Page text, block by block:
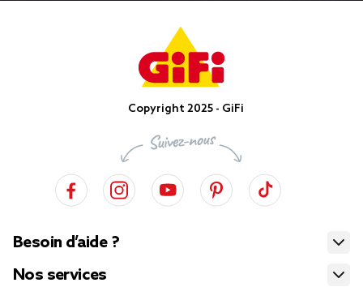
Copyright 2025 - GiFi
Besoin d’aide ?
Nos services